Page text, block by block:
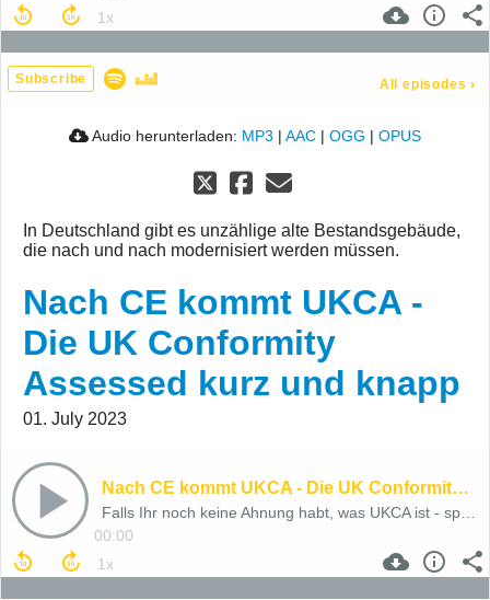
Subscribe All episodes ›
Audio herunterladen: MP3 | AAC | OGG | OPUS
In Deutschland gibt es unzählige alte Bestandsgebäude,
die nach und nach modernisiert werden müssen.
Nach CE kommt UKCA -
Die UK Conformity
Assessed kurz und knapp
01. July 2023
Nach CE kommt UKCA - Die UK Conformity Assessed kurz und knapp
Falls Ihr noch keine Ahnung habt, was UKCA ist - spitzt die Ohren!
00:00